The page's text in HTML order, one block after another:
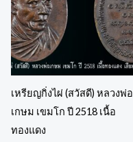
เหรียญกิ่งไผ่ (สวัสดี) หลวงพ่อ
เกษม เขมโก ปี 2518 เนื้อ
ทองแดง